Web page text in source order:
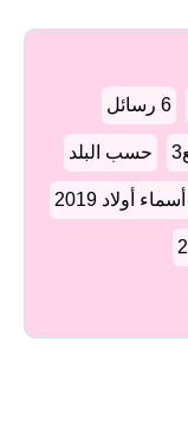
6 رسائل
حسب البلد
أولاد 2019